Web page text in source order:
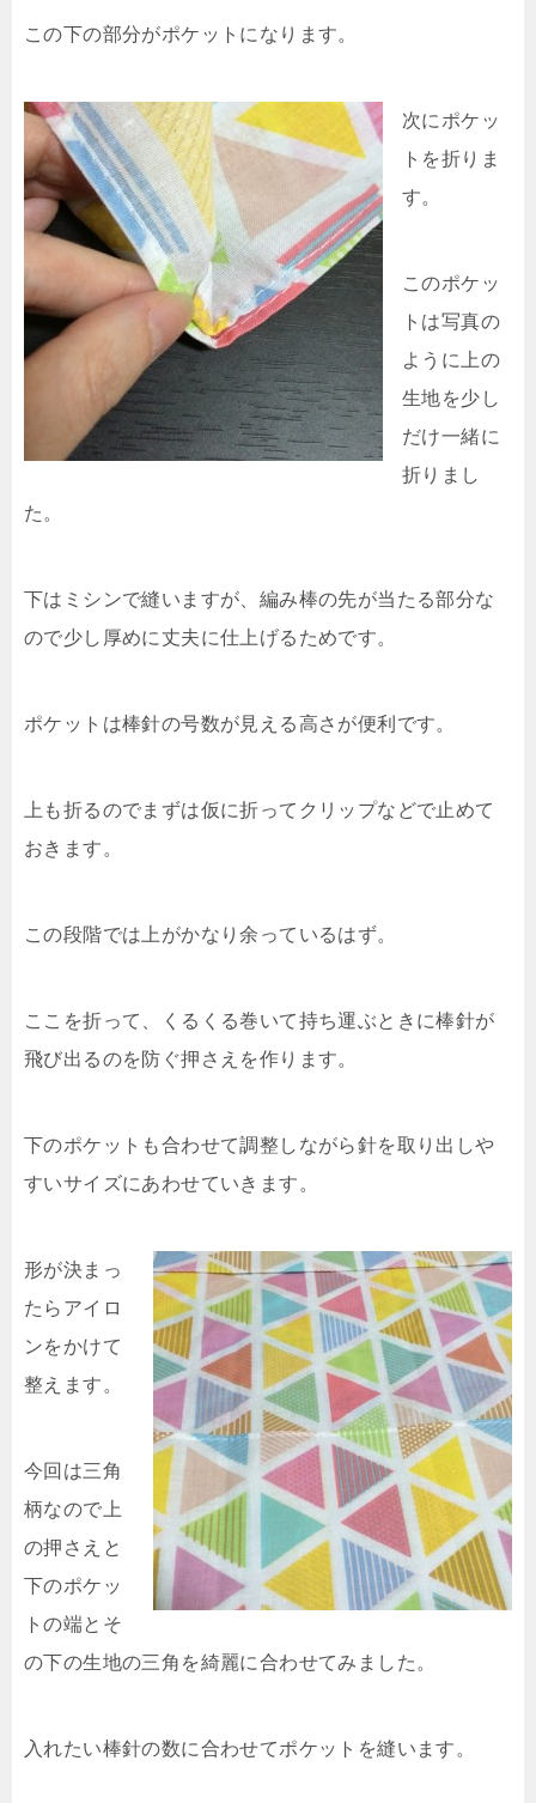
この下の部分がポケットになります。
次にポケッ
トを折りま
す。
このポケッ
トは写真の
ように上の
生地を少し
だけ一緒に
折りまし
た。
下はミシンで縫いますが、編み棒の先が当たる部分な
ので少し厚めに丈夫に仕上げるためです。
ポケットは棒針の号数が見える高さが便利です。
上も折るのでまずは仮に折ってクリップなどで止めて
おきます。
この段階では上がかなり余っているはず。
ここを折って、くるくる巻いて持ち運ぶときに棒針が
飛び出るのを防ぐ押さえを作ります。
下のポケットも合わせて調整しながら針を取り出しや
すいサイズにあわせていきます。
形が決まっ
たらアイロ
ンをかけて
整えます。
今回は三角
柄なので上
の押さえと
下のポケッ
トの端とそ
の下の生地の三角を綺麗に合わせてみました。
入れたい棒針の数に合わせてポケットを縫います。